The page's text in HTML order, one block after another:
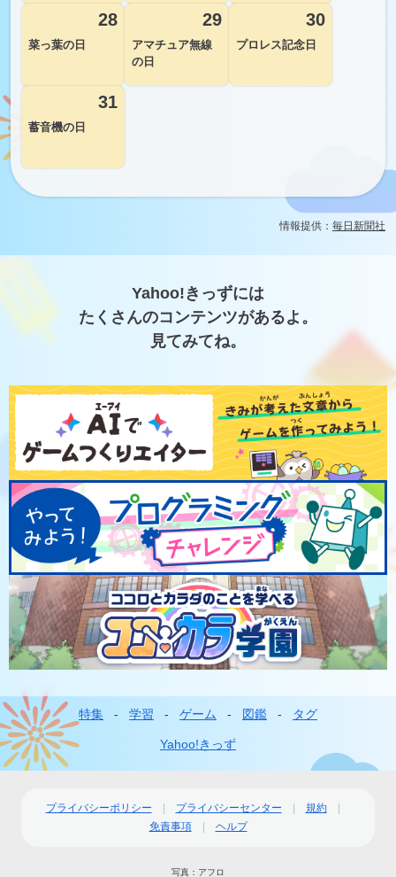
28
菜っ葉の日
29
アマチュア無線
の日
30
プロレス記念日
31
蓄音機の日
情報提供： 毎日新聞社
Yahoo!きっずには
たくさんのコンテンツがあるよ。
見てみてね。
フ
ッ
タ
ー
特集 学習 ゲーム 図鑑 タグ
Yahoo!きっず
プライバシーポリシー プライバシーセンター
規約
免責事項
ヘルプ
写真：アフロ